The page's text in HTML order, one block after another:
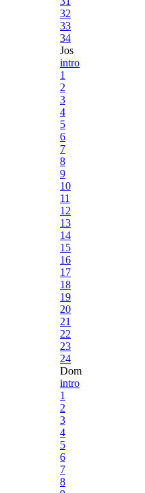
32
33
34
Jos
intro
1
2
3
4
5
6
7
8
9
10
11
12
13
14
15
16
17
18
19
20
21
22
23
24
Dom
intro
1
2
3
4
5
6
7
8